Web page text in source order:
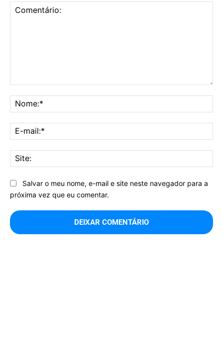
Salvar o meu nome, e-mail e site neste navegador para a
próxima vez que eu comentar.